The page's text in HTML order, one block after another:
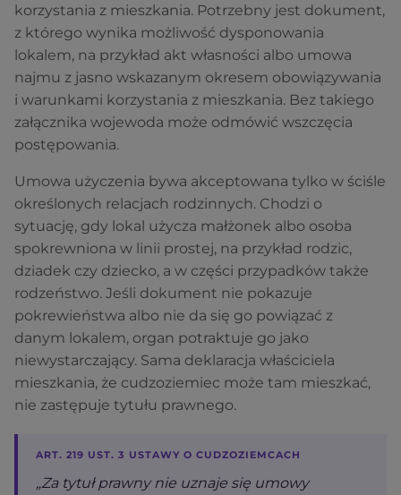
korzystania z mieszkania. Potrzebny jest dokument,
z którego wynika możliwość dysponowania
lokalem, na przykład akt własności albo umowa
najmu z jasno wskazanym okresem obowiązywania
i warunkami korzystania z mieszkania. Bez takiego
załącznika wojewoda może odmówić wszczęcia
postępowania.
Umowa użyczenia bywa akceptowana tylko w ściśle
określonych relacjach rodzinnych. Chodzi o
sytuację, gdy lokal użycza małżonek albo osoba
spokrewniona w linii prostej, na przykład rodzic,
dziadek czy dziecko, a w części przypadków także
rodzeństwo. Jeśli dokument nie pokazuje
pokrewieństwa albo nie da się go powiązać z
danym lokalem, organ potraktuje go jako
niewystarczający. Sama deklaracja właściciela
mieszkania, że cudzoziemiec może tam mieszkać,
nie zastępuje tytułu prawnego.
ART. 219 UST. 3 USTAWY O CUDZOZIEMCACH
„Za tytuł prawny nie uznaje się umowy